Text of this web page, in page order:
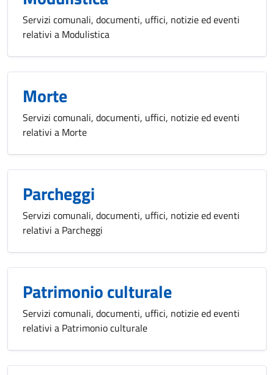
Servizi comunali, documenti, uffici, notizie ed eventi
relativi a Modulistica
Morte
Servizi comunali, documenti, uffici, notizie ed eventi
relativi a Morte
Parcheggi
Servizi comunali, documenti, uffici, notizie ed eventi
relativi a Parcheggi
Patrimonio culturale
Servizi comunali, documenti, uffici, notizie ed eventi
relativi a Patrimonio culturale